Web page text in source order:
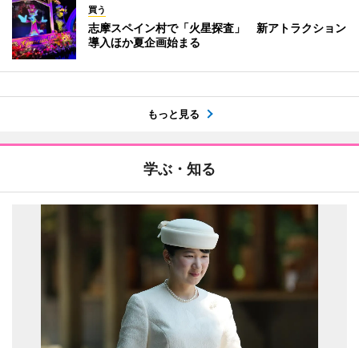
買う
志摩スペイン村で「火星探査」 新アトラクション
導入ほか夏企画始まる
もっと見る
学ぶ・知る